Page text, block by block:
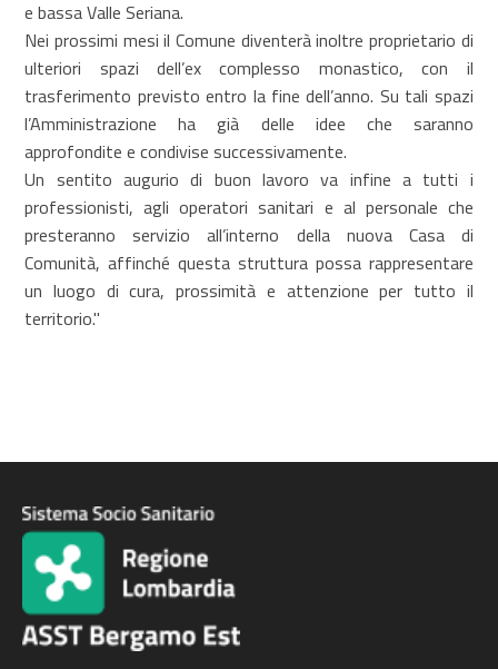
e bassa Valle Seriana.
Nei prossimi mesi il Comune diventerà inoltre proprietario di
ulteriori spazi dell’ex complesso monastico, con il
trasferimento previsto entro la fine dell’anno. Su tali spazi
l’Amministrazione ha già delle idee che saranno
approfondite e condivise successivamente.
Un sentito augurio di buon lavoro va infine a tutti i
professionisti, agli operatori sanitari e al personale che
presteranno servizio all’interno della nuova Casa di
Comunità, affinché questa struttura possa rappresentare
un luogo di cura, prossimità e attenzione per tutto il
territorio."